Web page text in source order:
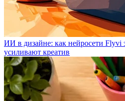
ИИ в дизайне: как нейросети Flyvi
усиливают креатив